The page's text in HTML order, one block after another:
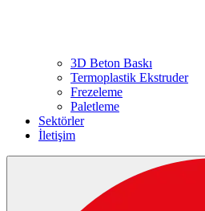
3D Beton Baskı
Termoplastik Ekstruder
Frezeleme
Paletleme
Sektörler
İletişim